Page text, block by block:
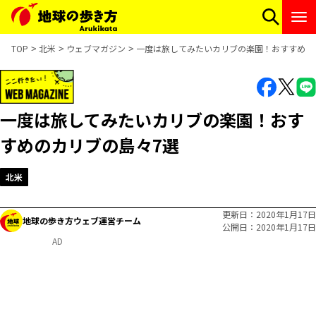
TOP 北米 ウェブマガジン 一度は旅してみたいカリブの楽園！おすすめ
一度は旅してみたいカリブの楽園！おす
すめのカリブの島々7選
北米
地球の歩き方ウェブ運営チーム
更新日
2020年1月17日
公開日
2020年1月17日
AD